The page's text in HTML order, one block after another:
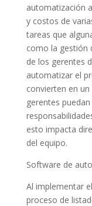
automatización
y costos de
tareas que
como la gestión
de los gerentes
automatizar el
convierten en
gerentes
esto impacta
del equipo.
Software de
Al implementar
proceso de